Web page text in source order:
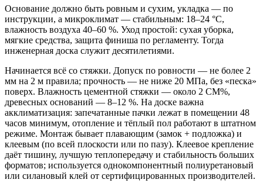
Основание должно быть ровным и сухим, укладка — по
инструкции, а микроклимат — стабильным: 18–24 °C,
влажность воздуха 40–60 %. Уход простой: сухая уборка,
мягкие средства, защита финиша по регламенту. Тогда
инженерная доска служит десятилетиями.
Начинается всё со стяжки. Допуск по ровности — не более 2
мм на 2 м правила; прочность — не ниже 20 МПа, без «песка»
поверх. Влажность цементной стяжки — около 2 CM%,
древесных оснований — 8–12 %. На доске важна
акклиматизация: запечатанные пачки лежат в помещении 48
часов минимум, отопление и тёплый пол работают в штатном
режиме. Монтаж бывает плавающим (замок + подложка) и
клеевым (по всей плоскости или по пазу). Клеевое крепление
даёт тишину, лучшую теплопередачу и стабильность больших
форматов; используется однокомпонентный полиуретановый
или силановый клей от сертифицированных производителей.